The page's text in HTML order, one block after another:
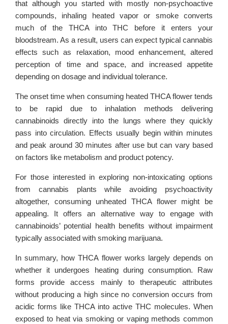
that although you started with mostly non-psychoactive
compounds, inhaling heated vapor or smoke converts
much of the THCA into THC before it enters your
bloodstream. As a result, users can expect typical cannabis
effects such as relaxation, mood enhancement, altered
perception of time and space, and increased appetite
depending on dosage and individual tolerance.
The onset time when consuming heated THCA flower tends
to be rapid due to inhalation methods delivering
cannabinoids directly into the lungs where they quickly
pass into circulation. Effects usually begin within minutes
and peak around 30 minutes after use but can vary based
on factors like metabolism and product potency.
For those interested in exploring non-intoxicating options
from cannabis plants while avoiding psychoactivity
altogether, consuming unheated THCA flower might be
appealing. It offers an alternative way to engage with
cannabinoids’ potential health benefits without impairment
typically associated with smoking marijuana.
In summary, how THCA flower works largely depends on
whether it undergoes heating during consumption. Raw
forms provide access mainly to therapeutic attributes
without producing a high since no conversion occurs from
acidic forms like THCA into active THC molecules. When
exposed to heat via smoking or vaping methods common